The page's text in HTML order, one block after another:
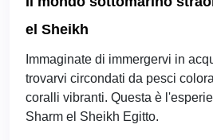
el Sheikh
Immaginate di immergervi in
trovarvi circondati da pesci
coralli vibranti. Questa è
Sharm el Sheikh Egitto.